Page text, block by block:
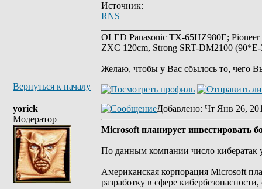
Источник:
RNS
OLED Panasonic TX-65HZ980E;
ZXC 120cm, Strong SRT-DM2100
Желаю, чтобы у Вас сбылось то, чего
Вернуться к началу
yorick
Модератор
Добавлено: Чт Янв 26,
Microsoft планирует инвестировать
По данным компании число кибератак
Американская корпорация Microsoft
разработку в сфере